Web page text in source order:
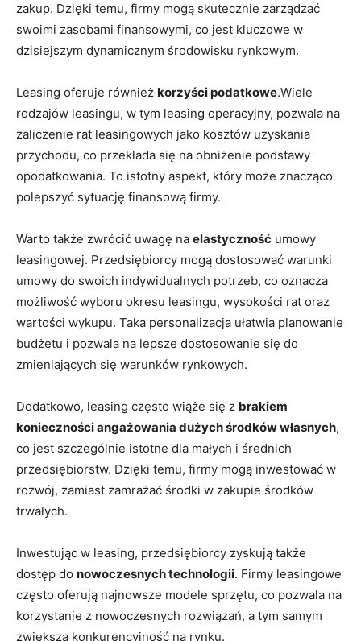
zakup. Dzięki temu, firmy mogą skutecznie zarządzać
swoimi zasobami finansowymi, co jest kluczowe w
dzisiejszym dynamicznym środowisku rynkowym.
Leasing oferuje również korzyści podatkowe.Wiele
rodzajów leasingu, w tym leasing operacyjny, pozwala na
zaliczenie rat leasingowych jako kosztów uzyskania
przychodu, co przekłada się na obniżenie podstawy
opodatkowania. To istotny aspekt, który może znacząco
polepszyć sytuację finansową firmy.
Warto także zwrócić uwagę na elastyczność umowy
leasingowej. Przedsiębiorcy mogą dostosować warunki
umowy do swoich indywidualnych potrzeb, co oznacza
możliwość wyboru okresu leasingu, wysokości rat oraz
wartości wykupu. Taka personalizacja ułatwia planowanie
budżetu i pozwala na lepsze dostosowanie się do
zmieniających się warunków rynkowych.
Dodatkowo, leasing często wiąże się z brakiem
konieczności angażowania dużych środków własnych,
co jest szczególnie istotne dla małych i średnich
przedsiębiorstw. Dzięki temu, firmy mogą inwestować w
rozwój, zamiast zamrażać środki w zakupie środków
trwałych.
Inwestując w leasing, przedsiębiorcy zyskują także
dostęp do nowoczesnych technologii. Firmy leasingowe
często oferują najnowsze modele sprzętu, co pozwala na
korzystanie z nowoczesnych rozwiązań, a tym samym
zwiększa konkurencyjność na rynku.